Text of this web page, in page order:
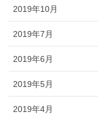
2019年10月
2019年7月
2019年6月
2019年5月
2019年4月